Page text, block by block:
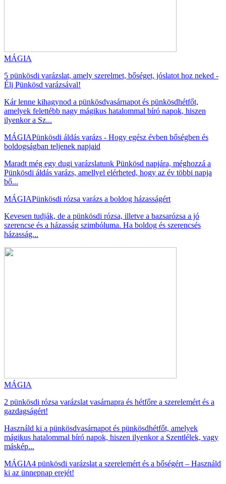
MÁGIA
5 pünkösdi varázslat, amely szerelmet, bőséget, jóslatot hoz neked -
Élj Pünkösd varázsával!
Kár lenne kihagynod a pünkösdvasárnapot és pünkösdhétfőt,
amelyek felettébb nagy mágikus hatalommal bíró napok, hiszen
ilyenkor a Sz...
MÁGIAPünkösdi áldás varázs - Hogy egész évben bőségben és
boldogságban teljenek napjaid
Maradt még egy dugi varázslatunk Pünkösd napjára, méghozzá a
Pünkösdi áldás varázs, amellyel elérheted, hogy az év többi napja
bő...
MÁGIAPünkösdi rózsa varázs a boldog házasságért
Kevesen tudják, de a pünkösdi rózsa, illetve a bazsarózsa a jó
szerencse és a házasság szimbóluma. Ha boldog és szerencsés
házasság...
MÁGIA
2 pünkösdi rózsa varázslat vasárnapra és hétfőre a szerelemért és a
gazdagságért!
Használd ki a pünkösdvasárnapot és pünkösdhétfőt, amelyek
mágikus hatalommal bíró napok, hiszen ilyenkor a Szentlélek, vagy
máskép...
MÁGIA4 pünkösdi varázslat a szerelemért és a bőségért – Használd
ki az ünnepnap erejét!